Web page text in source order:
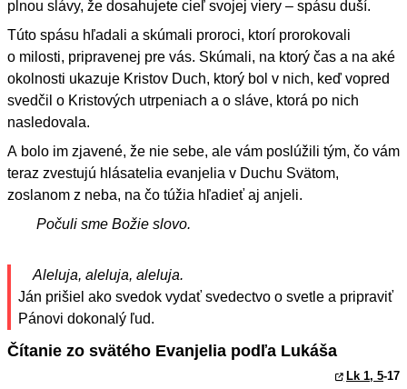
plnou slávy, že dosahujete cieľ svojej viery – spásu duší.
Túto spásu hľadali a skúmali proroci, ktorí prorokovali
o milosti, pripravenej pre vás. Skúmali, na ktorý čas a na aké
okolnosti ukazuje Kristov Duch, ktorý bol v nich, keď vopred
svedčil o Kristových utrpeniach a o sláve, ktorá po nich
nasledovala.
A bolo im zjavené, že nie sebe, ale vám poslúžili tým, čo vám
teraz zvestujú hlásatelia evanjelia v Duchu Svätom,
zoslanom z neba, na čo túžia hľadieť aj anjeli.
Počuli sme Božie slovo.
Aleluja, aleluja, aleluja.
Ján prišiel ako svedok vydať svedectvo o svetle a pripraviť
Pánovi dokonalý ľud.
Čítanie zo svätého Evanjelia podľa Lukáša
Lk 1, 5-17